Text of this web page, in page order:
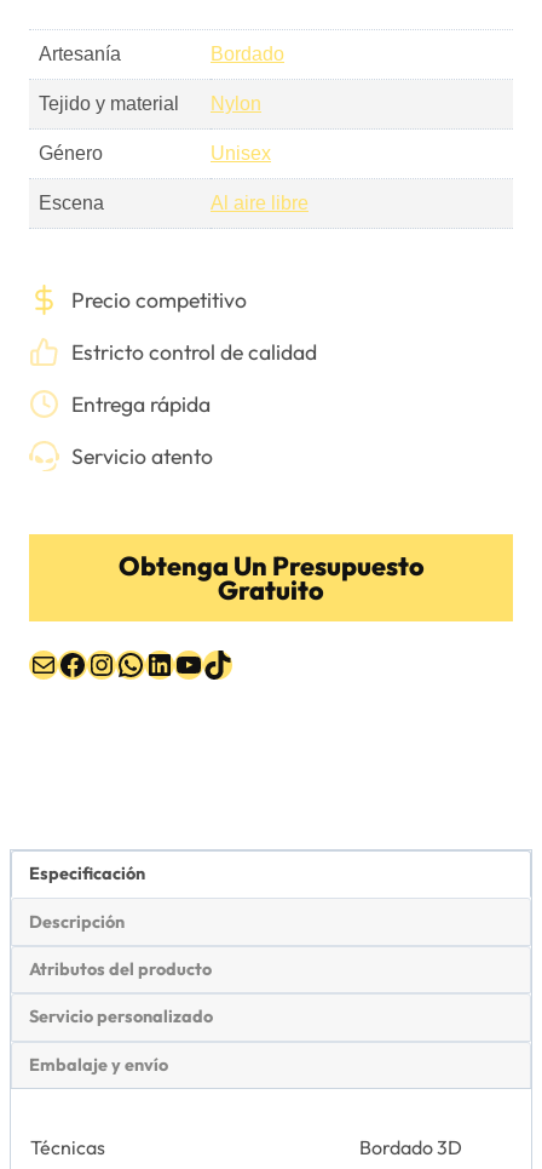
Artesanía Bordado
Tejido y material Nylon
Género Unisex
Escena Al aire libre
Precio competitivo
Estricto control de calidad
Entrega rápida
Servicio atento
Obtenga Un Presupuesto
Gratuito
Correo electrónico
Facebook
Instagram
WhatsApp
LinkedIn
YouTube
TikTok
Especificación
Descripción
Atributos del producto
Servicio personalizado
Embalaje y envío
Técnicas Bordado 3D